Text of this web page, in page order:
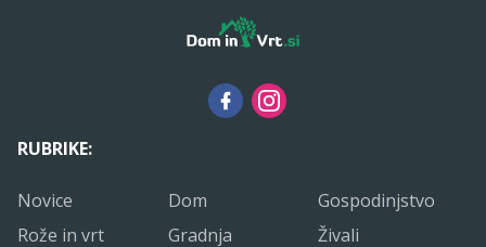
RUBRIKE:
Novice Dom
Gospodinjstvo
Rože in vrt
Gradnja
Živali